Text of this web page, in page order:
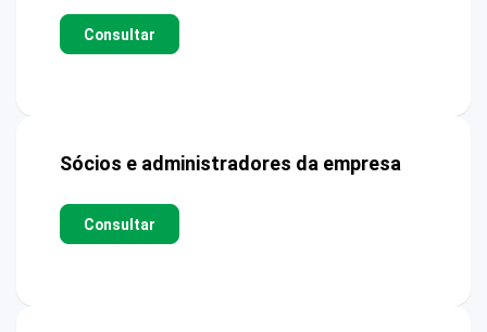
Consultar
Sócios e administradores da empresa
Consultar